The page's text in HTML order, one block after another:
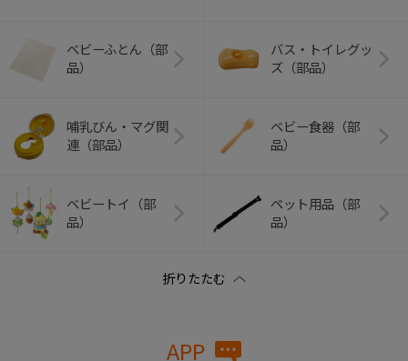
ベビーふとん（部
品）
バス・トイレグッ
ズ（部品）
哺乳びん・マグ関
連（部品）
ベビー食器（部
品）
ベビートイ（部
品）
ペット用品（部
品）
APP